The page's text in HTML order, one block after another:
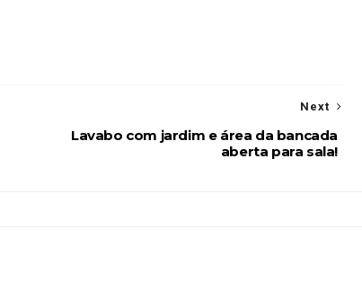
Next
Lavabo com jardim e área da bancada
aberta para sala!